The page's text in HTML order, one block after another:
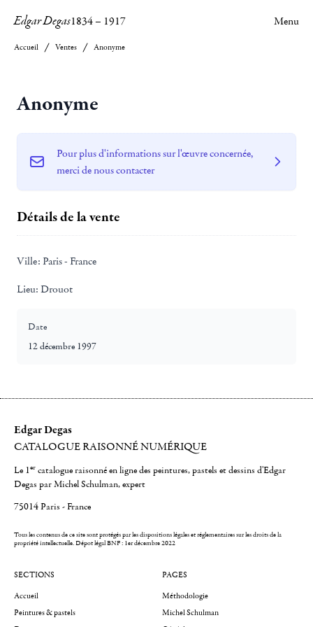
Edgar Degas1834– 1917 Menu
Accueil Ventes Anonyme
Anonyme
Pour plus d'informations sur l'œuvre concernée,
merci de nous contacter
Détails de la vente
Ville: Paris - France
Lieu: Drouot
Date
12 décembre 1997
Edgar Degas
CATALOGUE RAISONNÉ NUMÉRIQUE
Le 1er catalogue raisonné en ligne des peintures, pastels et dessins d'Edgar
Degas par Michel Schulman, expert
75014 Paris - France
Tous les contenus de ce site sont protégés par les dispositions légales et réglementaires sur les droits de la
propriété intellectuelle.Dépot légal BNF : 1er décembre 2022
SECTIONS
Accueil
Peintures & pastels
PAGES
Méthodologie
Michel Schulman